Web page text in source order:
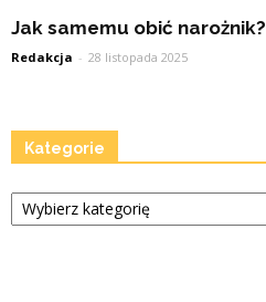
Jak samemu obić narożnik?
Redakcja - 28 listopada 2025
Kategorie
Kategorie